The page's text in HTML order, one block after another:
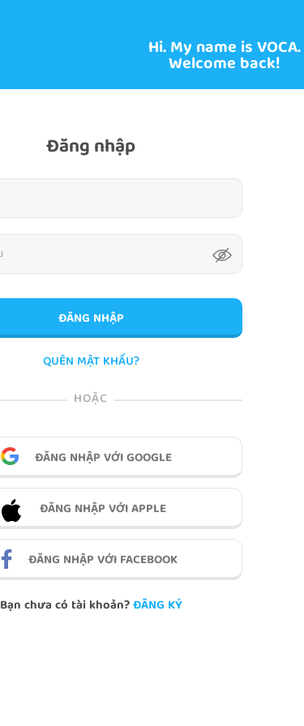
Hi. My name is VOCA.
Welcome back!
Đăng nhập
ĐĂNG NHẬP
QUÊN MẬT KHẨU?
HOẶC
ĐĂNG NHẬP VỚI GOOGLE
ĐĂNG NHẬP VỚI APPLE
ĐĂNG NHẬP VỚI FACEBOOK
Bạn chưa có tài khoản?ĐĂNG KÝ